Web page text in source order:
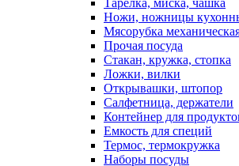
Тарелка, миска, чашка
Ножи, ножницы
Мясорубка
Прочая посуда
Стакан, кружка, стопка
Ложки, вилки
Открывашки, штопор
Салфетница, держатели
Контейнер для
Емкость для специй
Термос, термокружка
Наборы посуды